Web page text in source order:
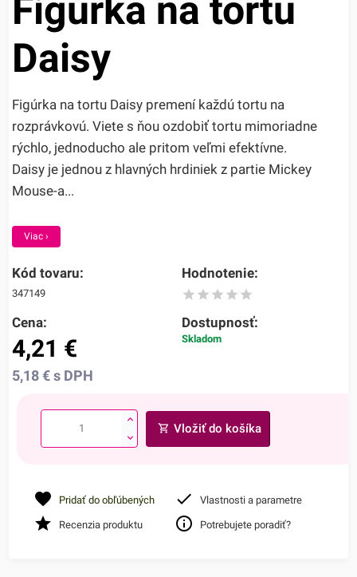
Figúrka na tortu
Daisy
Figúrka na tortu Daisy premení každú tortu na
rozprávkovú. Viete s ňou ozdobiť tortu mimoriadne
rýchlo, jednoducho ale pritom veľmi efektívne.
Daisy je jednou z hlavných hrdiniek z partie Mickey
Mouse-a...
Viac ›
Kód tovaru:
347149
Hodnotenie:
Cena:
4,21 €
5,18€ s DPH
Dostupnosť:
Skladom
Vložiť do košíka
Pridať do obľúbených Vlastnosti a parametre
Recenzia produktu Potrebujete poradiť?